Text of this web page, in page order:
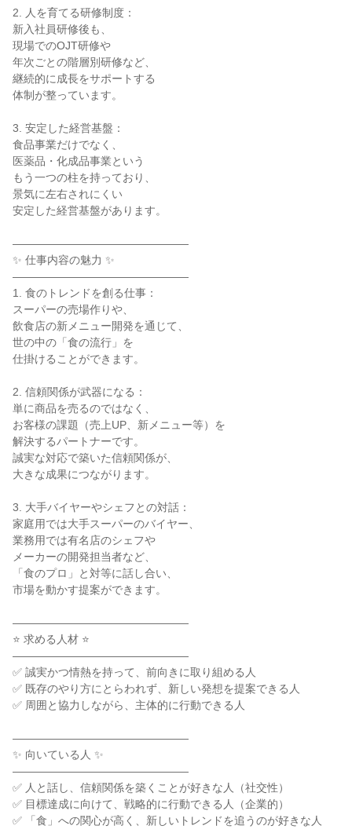
2. 人を育てる研修制度：
新入社員研修後も、
現場でのOJT研修や
年次ごとの階層別研修など、
継続的に成長をサポートする
体制が整っています。
3. 安定した経営基盤：
食品事業だけでなく、
医薬品・化成品事業という
もう一つの柱を持っており、
景気に左右されにくい
安定した経営基盤があります。
――――――――――――――――
✨ 仕事内容の魅力 ✨
――――――――――――――――
1. 食のトレンドを創る仕事：
スーパーの売場作りや、
飲食店の新メニュー開発を通じて、
世の中の「食の流行」を
仕掛けることができます。
2. 信頼関係が武器になる：
単に商品を売るのではなく、
お客様の課題（売上UP、新メニュー等）を
解決するパートナーです。
誠実な対応で築いた信頼関係が、
大きな成果につながります。
3. 大手バイヤーやシェフとの対話：
家庭用では大手スーパーのバイヤー、
業務用では有名店のシェフや
メーカーの開発担当者など、
「食のプロ」と対等に話し合い、
市場を動かす提案ができます。
――――――――――――――――
⭐ 求める人材 ⭐
――――――――――――――――
✅ 誠実かつ情熱を持って、前向きに取り組める人
✅ 既存のやり方にとらわれず、新しい発想を提案できる人
✅ 周囲と協力しながら、主体的に行動できる人
――――――――――――――――
✨ 向いている人 ✨
――――――――――――――――
✅ 人と話し、信頼関係を築くことが好きな人（社交性）
✅ 目標達成に向けて、戦略的に行動できる人（企業的）
✅ 「食」への関心が高く、新しいトレンドを追うのが好きな人